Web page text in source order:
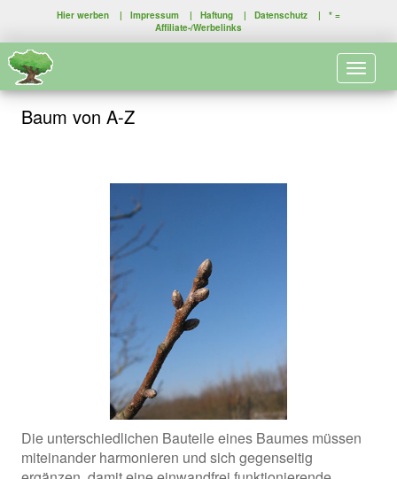
Hier werben | Impressum | Haftung | Datenschutz | * =
Affiliate-/Werbelinks
Baum von A-Z
Die unterschiedlichen Bauteile eines Baumes müssen
miteinander harmonieren und sich gegenseitig